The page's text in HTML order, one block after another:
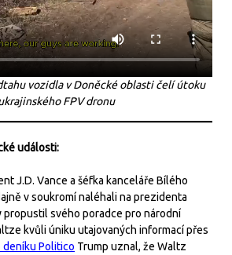
vozidla v Doněcké oblasti čelí útoku
FPV dronu
události:
J.D. Vance a šéfka kanceláře Bílého
v soukromí naléhali na prezidenta
propustil svého poradce pro národní
kvůli úniku utajovaných informací přes
deníku Politico Trump uznal, že Waltz